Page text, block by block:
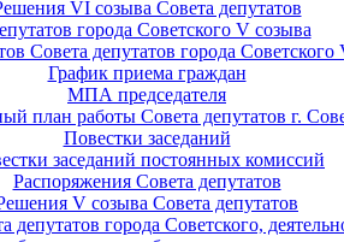
VI созыва Совета депутатов
города Советского V созыва
Совета депутатов города Советского
График приема граждан
МПА председателя
план работы Совета депутатов г.
Повестки заседаний
заседаний постоянных комиссий
Распоряжения Совета депутатов
V созыва Совета депутатов
депутатов города Советского,